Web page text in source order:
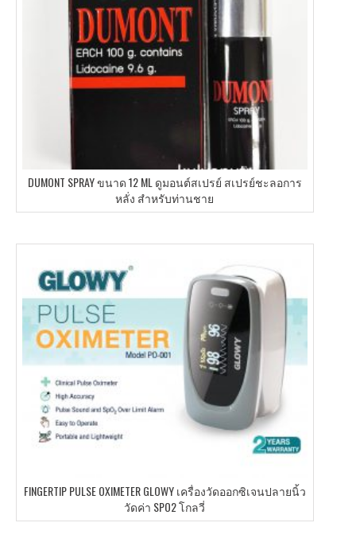
DUMONT SPRAY ขนาด 12 ML ดูมอนต์สเปรย์ สเปรย์ชะลอการ
หลั่ง สำหรับท่านชาย
FINGERTIP PULSE OXIMETER GLOWY เครื่องวัดออกซิเจนปลายนิ้ว
วัดค่า SPO2 โกลวี่